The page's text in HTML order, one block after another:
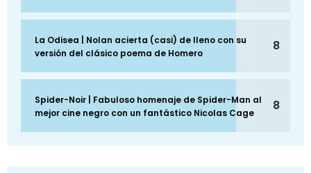
La Odisea | Nolan acierta (casi) de lleno con su
versión del clásico poema de Homero
8
Spider-Noir | Fabuloso homenaje de Spider-Man al
mejor cine negro con un fantástico Nicolas Cage
8